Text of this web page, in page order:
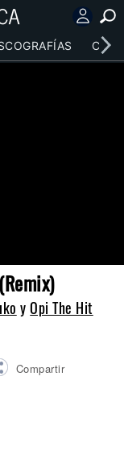
yOpi The Hit
Compartir